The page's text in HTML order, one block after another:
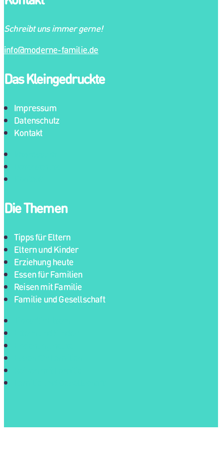
Schreibt uns immer gerne!
info@moderne-familie.de
Das Kleingedruckte
Impressum
Datenschutz
Kontakt
Die Themen
Tipps für Eltern
Eltern und Kinder
Erziehung heute
Essen für Familien
Reisen mit Familie
Familie und Gesellschaft